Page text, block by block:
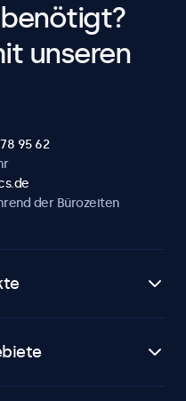
unseren
95 62
der Bürozeiten